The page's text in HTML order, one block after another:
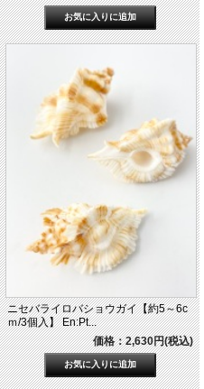
ニセバライロバショウガイ【約5～6c
ｍ/3個入】 En:Pt...
価格：2,630円(税込)